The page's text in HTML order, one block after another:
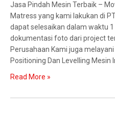
Jasa Pindah Mesin Terbaik –
Matress yang kami lakukan di
dapat selesaikan dalam waktu
dokumentasi foto dari project
Perusahaan Kami juga
Positioning Dan Levelling Mesin
Read More »